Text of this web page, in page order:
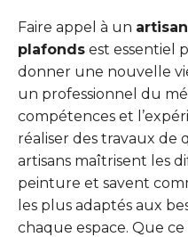
Faire appel à un
plafonds est essentiel
donner une nouvelle
un professionnel du
compétences et
réaliser des travaux de
artisans maîtrisent les
peinture et savent
les plus adaptés aux
chaque espace. Que